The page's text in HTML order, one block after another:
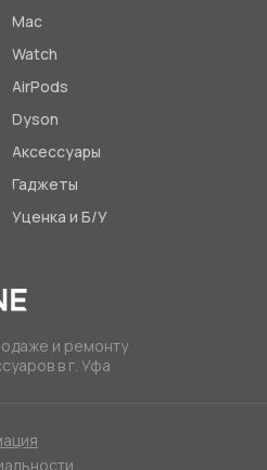
и ремонту
в г. Уфа
Mac
Watch
AirPods
Аксессуары
Гаджеты
Уценка и Б/У
Dyson